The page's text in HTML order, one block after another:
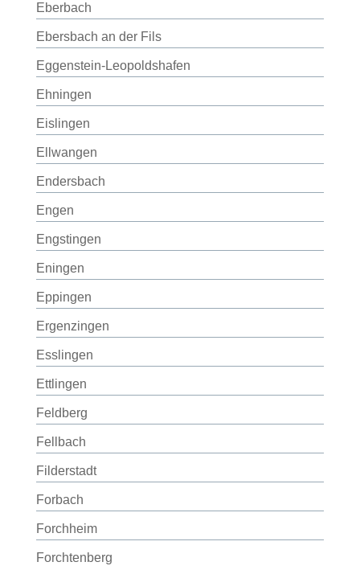
Eberbach
Ebersbach an der Fils
Eggenstein-Leopoldshafen
Ehningen
Eislingen
Ellwangen
Endersbach
Engen
Engstingen
Eningen
Eppingen
Ergenzingen
Esslingen
Ettlingen
Feldberg
Fellbach
Filderstadt
Forbach
Forchheim
Forchtenberg